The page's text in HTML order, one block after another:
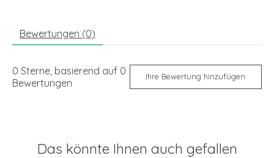
Bewertungen (0)
0 Sterne, basierend auf 0
Bewertungen
Ihre Bewertung hinzufügen
Das könnte Ihnen auch gefallen